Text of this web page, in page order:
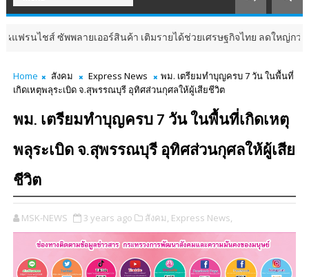
ส์ ซัพพลายเออร์สินค้า เติมรายได้ช่วยเศรษฐกิจไทย ลดใหญ่กว่า 250 บูธ ค
Home สังคม Express News
พม. เตรียมทำบุญครบ 7 วัน ในพื้นที่
เกิดเหตุพลุระเบิด จ.สุพรรณบุรี อุทิศส่วนกุศลให้ผู้เสียชีวิต
พม. เตรียมทำบุญครบ 7 วัน ในพื้นที่เกิดเหตุ
พลุระเบิด จ.สุพรรณบุรี อุทิศส่วนกุศลให้ผู้เสีย
ชีวิต
MSK-NEWS 3 years ago สังคม, Express News,